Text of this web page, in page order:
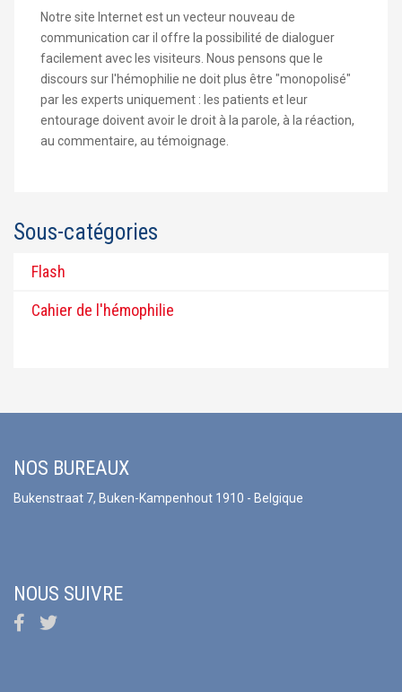
Notre site Internet est un vecteur nouveau de
communication car il offre la possibilité de dialoguer
facilement avec les visiteurs. Nous pensons que le
discours sur l'hémophilie ne doit plus être "monopolisé"
par les experts uniquement : les patients et leur
entourage doivent avoir le droit à la parole, à la réaction,
au commentaire, au témoignage.
Sous-catégories
Flash
Cahier de l'hémophilie
NOS BUREAUX
Bukenstraat 7, Buken-Kampenhout 1910 - Belgique
NOUS SUIVRE